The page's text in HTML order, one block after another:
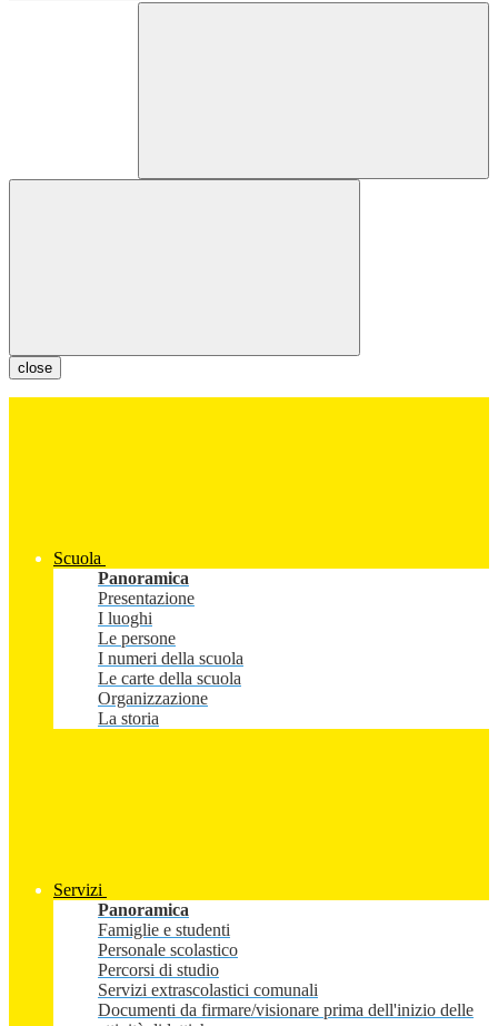
close
Scuola
Panoramica
Presentazione
I luoghi
Le persone
I numeri della scuola
Le carte della scuola
Organizzazione
La storia
Servizi
Panoramica
Famiglie e studenti
Personale scolastico
Percorsi di studio
Servizi extrascolastici comunali
Documenti da firmare/visionare prima dell'inizio delle